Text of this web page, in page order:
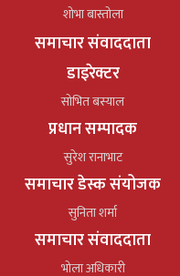
शोभा बास्तोला
समाचार संवाददाता
डाइरेक्टर
सोभित बस्याल
प्रधान सम्पादक
सुरेश रानाभाट
समाचार डेस्क संयोजक
सुनिता शर्मा
समाचार संवाददाता
भोला अधिकारी